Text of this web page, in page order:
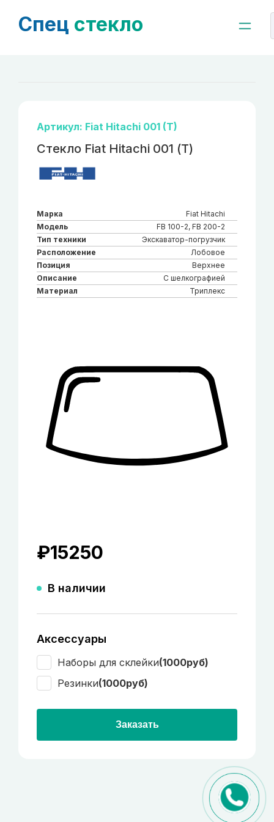
Спец стекло
Артикул: Fiat Hitachi 001 (T)
Стекло Fiat Hitachi 001 (Т)
Марка
Fiat Hitachi
Модель
FB 100-2, FB 200-2
Тип техники
Экскаватор-погрузчик
Расположение
Лобовое
Позиция
Верхнее
Описание
С шелкографией
Материал
Триплекс
₽15250
В наличии
Аксессуары
Наборы для склейки(1000руб)
Резинки(1000руб)
Заказать